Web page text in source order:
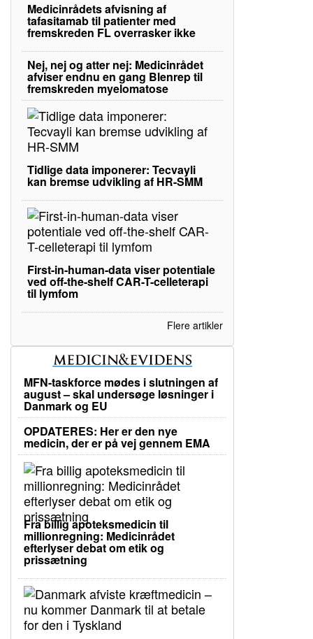
Medicinrådets afvisning af
tafasitamab til patienter med
fremskreden FL overrasker ikke
Nej, nej og atter nej: Medicinrådet
afviser endnu en gang Blenrep til
fremskreden myelomatose
Tidlige data imponerer: Tecvayli
kan bremse udvikling af HR-SMM
First-in-human-data viser potentiale
ved off-the-shelf CAR-T-celleterapi
til lymfom
Flere artikler
MFN-taskforce mødes i slutningen af
august – skal undersøge løsninger i
Danmark og EU
OPDATERES: Her er den nye
medicin, der er på vej gennem EMA
Fra billig apoteksmedicin til
millionregning: Medicinrådet
efterlyser debat om etik og
prissætning